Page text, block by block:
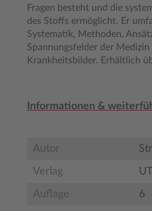
Fragen besteht und die
des Stoffs ermöglicht. Er
Systematik, Methoden,
Spannungsfelder der
Krankheitsbilder. Erhältlich
Informationen &
Autor
Verlag
Auflage 6